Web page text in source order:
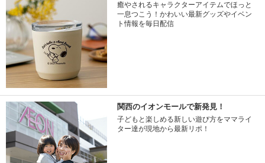
癒やされるキャラクターアイテムでほっと
一息つこう！かわいい最新グッズやイベン
ト情報を毎日配信
関西のイオンモールで新発見！
子どもと楽しめる新しい遊び方をママライ
ター達が現地から最新リポ！